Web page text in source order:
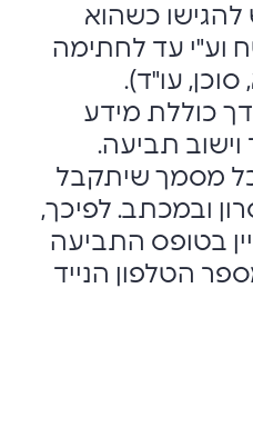
להגישו כשהוא
וע"י עד לחתימה
סוכן, עו"ד).
כוללת מידע
וישוב תביעה.
כל מסמך שיתקבל
ובמכתב. לפיכך,
בטופס התביעה
הטלפון הנייד